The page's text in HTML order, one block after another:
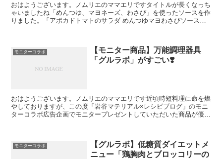
おはようございます。ノムリエのママエリですタイトルが長くなっち
ゃいましたね「めんつゆ、マヨネーズ、わさび」を使ったソースを作
りました。「アボカドトマトのサラダ めんつゆマヨわさびソース添
モニターコラボ
【モニター商品】万能調理器具
「グルラボ」がすごい❣️
おはようございます。ノムリエのママエリです近頃時短料理に命を燃
やしておりますが、この度「岩谷マテリアル×レシピブログ」のモニ
ターコラボ広告企画でモニタープレゼントしていただいた商品が優秀
モニターコラボ
【グルラボ】低糖質ダイエットメ
ニュー「鶏胸肉とブロッコリーの